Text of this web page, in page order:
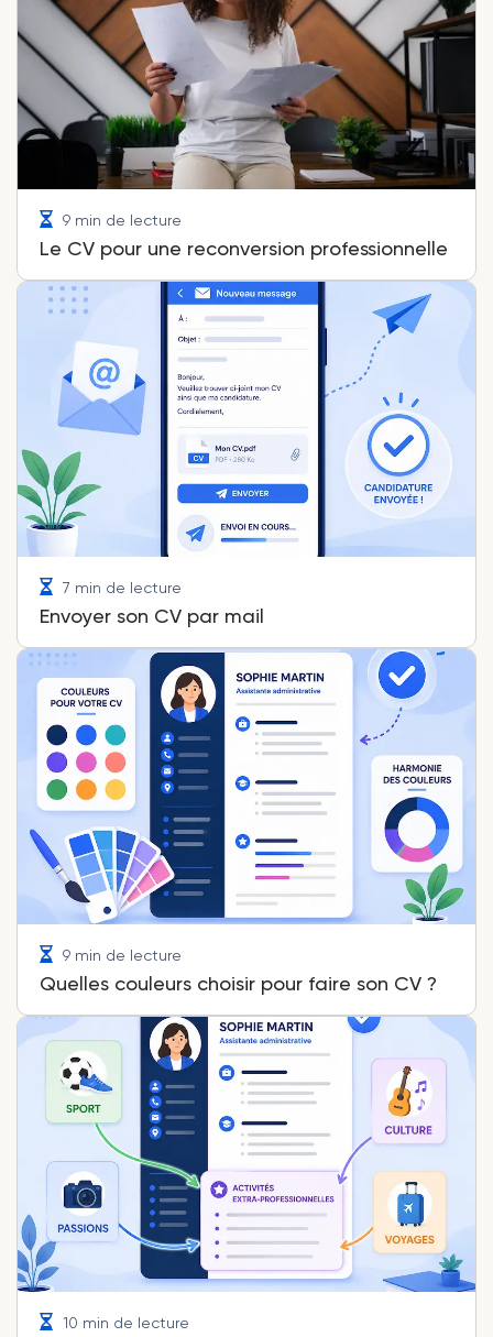
9 min de lecture
Le CV pour une reconversion professionnelle
7 min de lecture
Envoyer son CV par mail
9 min de lecture
Quelles couleurs choisir pour faire son CV ?
10 min de lecture